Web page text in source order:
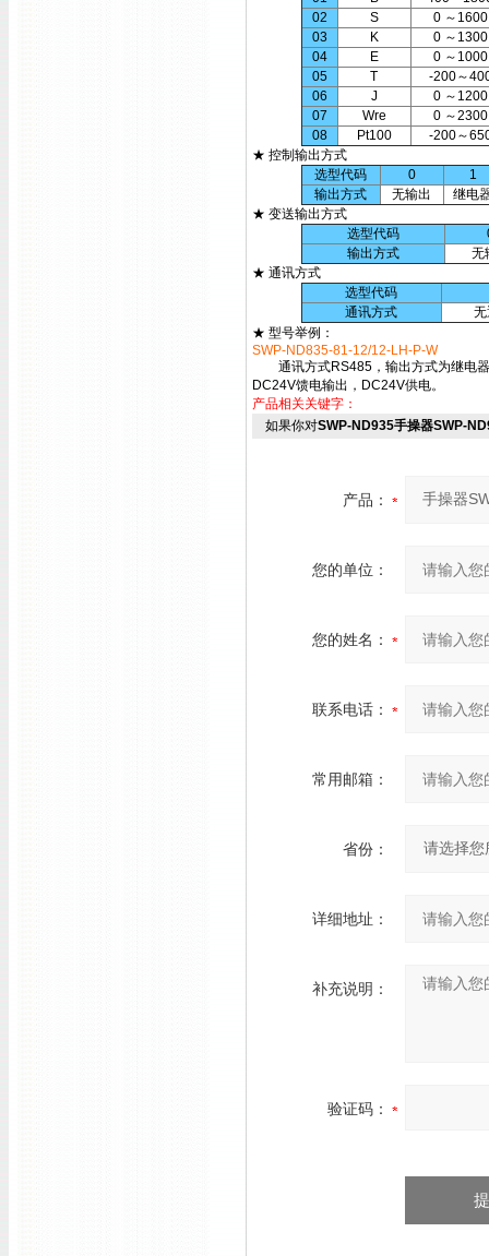
02
S
0 ～
03
K
0 ～
04
E
0 ～
05
T
-200～
06
J
0 ～
07
Wre
0 ～
08
Pt100
-200～
★ 控制输出方式
选型代码
0
1
输出方式
无输出
继电
★ 变送输出方式
选型代码
输出方式
无
★ 通讯方式
选型代码
通讯方式
★ 型号举例：
SWP-ND835-81-12/12-LH-P-W
通讯方式RS485，输出方式为继电器
DC24V馈电输出，DC24V供电。
产品相关关键字：
如果你对SWP-ND935手操器SWP-
产品：
您的单位：
您的姓名：
联系电话：
常用邮箱：
省份：
详细地址：
补充说明：
验证码：